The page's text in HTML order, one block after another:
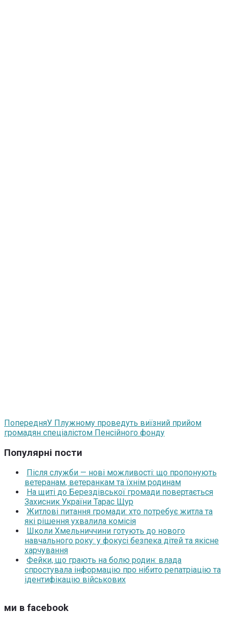
ПопередняУ Плужному проведуть виїзний прийом
громадян спеціалістом Пенсійного фонду
Популярні пости
Після служби — нові можливості: що пропонують
ветеранам, ветеранкам та їхнім родинам
На щиті до Берездівської громади повертається
Захисник України Тарас Щур
Житлові питання громади: хто потребує житла та
які рішення ухвалила комісія
Школи Хмельниччини готують до нового
навчального року: у фокусі безпека дітей та якісне
харчування
Фейки, що грають на болю родин: влада
спростувала інформацію про нібито репатріацію та
ідентифікацію військових
ми в facebook